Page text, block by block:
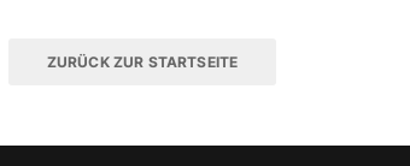
ZURÜCK ZUR STARTSEITE